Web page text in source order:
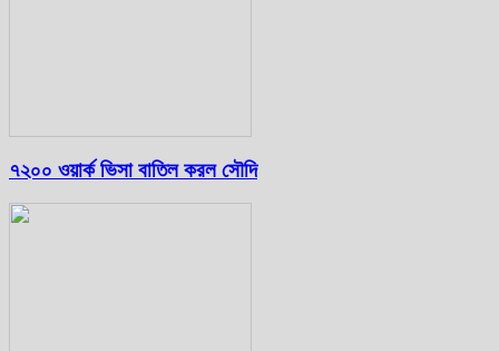
৭২০০ ওয়ার্ক ভিসা বাতিল করল সৌদি